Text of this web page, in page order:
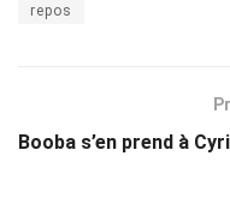
repos
Booba s’en prend à